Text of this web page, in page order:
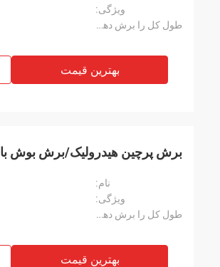
ویژگی:
طول کل را برش دهید:
بهترین قیمت
برش پرچین هیدرولیک/برش بوش با
نام:
ویژگی:
طول کل را برش دهید:
بهترین قیمت